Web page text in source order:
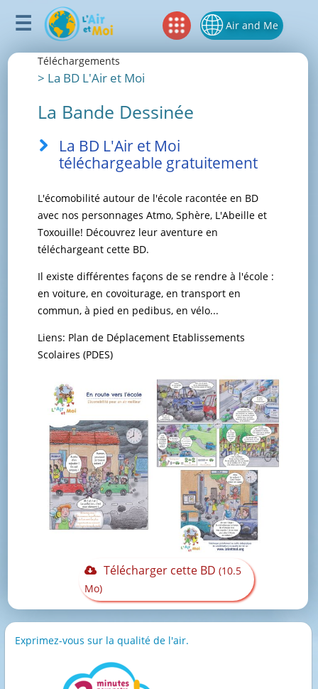
Air and Me
Téléchargements
> La BD L'Air et Moi
La Bande Dessinée
La BD L'Air et Moi
téléchargeable gratuitement
L'écomobilité autour de l'école racontée en BD
avec nos personnages Atmo, Sphère, L'Abeille et
Toxouille! Découvrez leur aventure en
téléchargeant cette BD.
Il existe différentes façons de se rendre à l'école :
en voiture, en covoiturage, en transport en
commun, à pied en pedibus, en vélo...
Liens: Plan de Déplacement Etablissements
Scolaires (PDES)
Télécharger cette BD(10.5
Mo)
Exprimez-vous sur la qualité de l'air.